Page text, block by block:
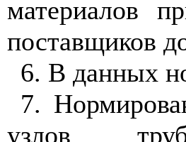
материалов
поставщиков
6. В данных
7.
узлов